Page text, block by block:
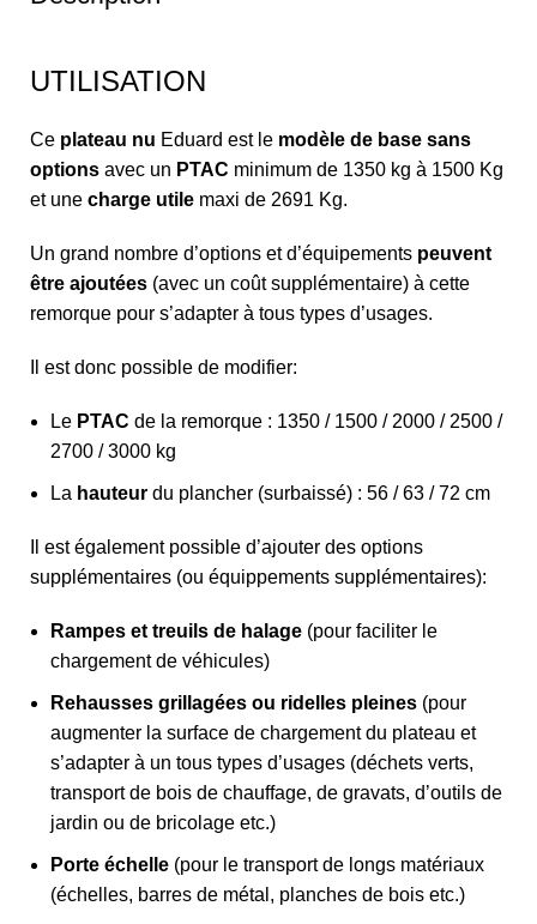
UTILISATION
Ce plateau nu Eduard est le modèle de base sans
options avec un PTAC minimum de 1350 kg à 1500 Kg
et une charge utile maxi de 2691 Kg.
Un grand nombre d’options et d’équipements peuvent
être ajoutées (avec un coût supplémentaire) à cette
remorque pour s’adapter à tous types d’usages.
Il est donc possible de modifier:
Le PTAC de la remorque : 1350 / 1500 / 2000 / 2500 /
2700 / 3000 kg
La hauteur du plancher (surbaissé) : 56 / 63 / 72 cm
Il est également possible d’ajouter des options
supplémentaires (ou équippements supplémentaires):
Rampes et treuils de halage (pour faciliter le
chargement de véhicules)
Rehausses grillagées ou ridelles pleines (pour
augmenter la surface de chargement du plateau et
s’adapter à un tous types d’usages (déchets verts,
transport de bois de chauffage, de gravats, d’outils de
jardin ou de bricolage etc.)
Porte échelle (pour le transport de longs matériaux
(échelles, barres de métal, planches de bois etc.)